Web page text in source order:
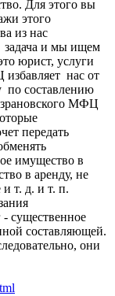
Для этого вы
этого
из нас
задача и мы ищем
юрист, услуги
нас от
по составлению
МФЦ
передать
имущество в
в аренду, не
и т. д. и т. п.
существенное
составляющей.
они